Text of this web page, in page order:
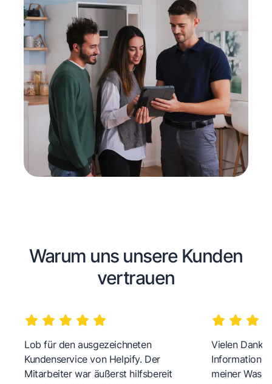
Warum uns unsere Kunden
vertrauen
Lob für den ausgezeichneten
Kundenservice von Helpify. Der
Mitarbeiter war äußerst hilfsbereit
Vielen Dank
meiner